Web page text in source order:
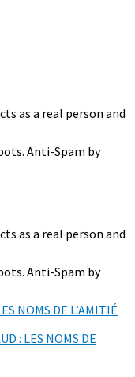
as a real person and
Anti-Spam by
as a real person and
Anti-Spam by
NOMS DE L’AMITIÉ
: LES NOMS DE